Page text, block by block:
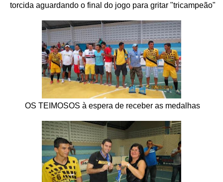
torcida aguardando o final do jogo para gritar "tricampeão"
OS TEIMOSOS à espera de receber as medalhas